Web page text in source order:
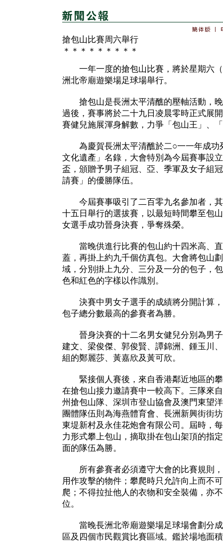
搶包山比賽周六舉行
＊＊＊＊＊＊＊＊＊
一年一度的搶包山比賽，將於星期六（
洲北帝廟遊樂場足球場舉行。
搶包山是長洲太平清醮的壓軸活動，晚
過後，賽事將於二十九日凌晨零時正式展
賽健兒施展渾身解數，力爭「包山王」、
為慶賀長洲太平清醮於二○一一年成功
文化遺產」名錄，大會特別為今屆賽事設
盃，頒贈予男子組冠、亞、季軍及女子組
請賽」的優勝隊伍。
今屆賽事吸引了二百零九名參加者，其
十五日舉行的選拔賽，以最短時間攀至包
女選手成功晉身決賽，爭奪殊榮。
當晚供進行比賽的包山約十四米高、直
蓋，再掛上約九千個仿真包。大會將包山
域，分別掛上九分、三分及一分的包子，
色和紅色的字樣以作識別。
決賽中男女子選手的成績將分開計算，
包子總分數最高的參賽者為勝。
晉身決賽的十二名男女健兒分別為男子
建文、梁俊傑、郭俊賢、譚錦洲、鍾玉川
組的鄭麗莎、黃嘉欣及黃可欣。
緊接個人賽後，來自香港鄰近地區的攀
在搶包山接力邀請賽中一較高下。三隊來
州搶包山隊、深圳市登山協會及澳門東望
團體隊伍則為海燕體育會、長洲新興街街
東堤新村及永佳花炮會有限公司。屆時，
力形式攀上包山，摘取掛在包山架頂的指
面的隊伍為勝。
所有參賽者必須遵守大會的比賽規則，
用作攻擊的物件；攀爬時只允許向上而不
爬；不得拉扯他人的衣物和安全裝備，亦
位。
當晚長洲北帝廟遊樂場足球場會劃分成
區及四個市民觀賞比賽區域。鑑於場地面